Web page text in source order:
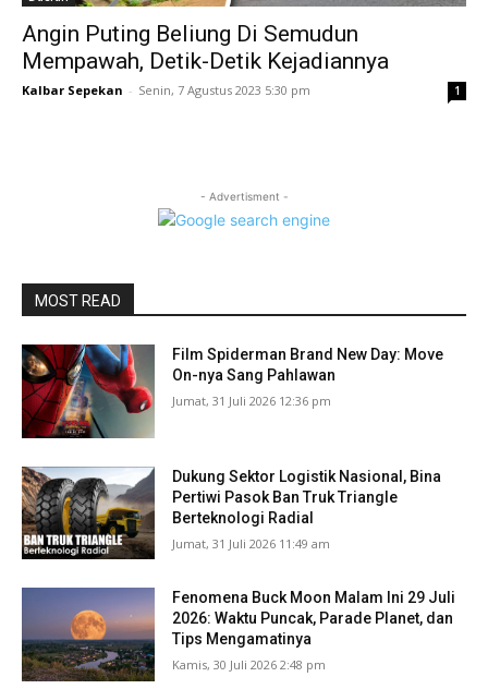
Angin Puting Beliung Di Semudun
Mempawah, Detik-Detik Kejadiannya
Kalbar Sepekan - Senin, 7 Agustus 2023 5:30 pm 1
- Advertisment -
MOST READ
Film Spiderman Brand New Day: Move
On-nya Sang Pahlawan
Jumat, 31 Juli 2026 12:36 pm
Dukung Sektor Logistik Nasional, Bina
Pertiwi Pasok Ban Truk Triangle
Berteknologi Radial
Jumat, 31 Juli 2026 11:49 am
Fenomena Buck Moon Malam Ini 29 Juli
2026: Waktu Puncak, Parade Planet, dan
Tips Mengamatinya
Kamis, 30 Juli 2026 2:48 pm